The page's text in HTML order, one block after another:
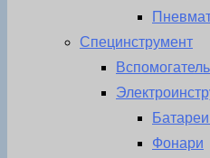
Специнструмент
Фонари